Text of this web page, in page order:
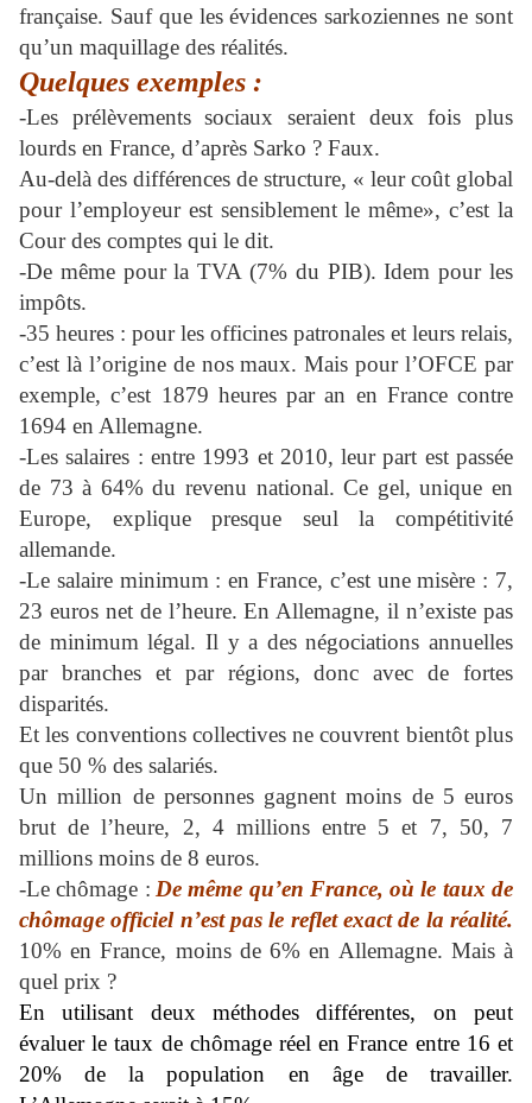
française. Sauf que les évidences sarkoziennes ne sont
qu’un maquillage des réalités.
Quelques exemples :
-Les prélèvements sociaux seraient deux fois plus
lourds en France, d’après Sarko ? Faux.
Au-delà des différences de structure, « leur coût global
pour l’employeur est sensiblement le même», c’est la
Cour des comptes qui le dit.
-De même pour la TVA (7% du PIB). Idem pour les
impôts.
-35 heures : pour les officines patronales et leurs relais,
c’est là l’origine de nos maux. Mais pour l’OFCE par
exemple, c’est 1879 heures par an en France contre
1694 en Allemagne.
-Les salaires : entre 1993 et 2010, leur part est passée
de 73 à 64% du revenu national. Ce gel, unique en
Europe, explique presque seul la compétitivité
allemande.
-Le salaire minimum : en France, c’est une misère : 7,
23 euros net de l’heure. En Allemagne, il n’existe pas
de minimum légal. Il y a des négociations annuelles
par branches et par régions, donc avec de fortes
disparités.
Et les conventions collectives ne couvrent bientôt plus
que 50 % des salariés.
Un million de personnes gagnent moins de 5 euros
brut de l’heure, 2, 4 millions entre 5 et 7, 50, 7
millions moins de 8 euros.
-Le chômage : De même qu’en France, où le taux de
chômage officiel n’est pas le reflet exact de la réalité.
10% en France, moins de 6% en Allemagne. Mais à
quel prix ?
En utilisant deux méthodes différentes, on peut
évaluer le taux de chômage réel en France entre 16 et
20% de la population en âge de travailler.